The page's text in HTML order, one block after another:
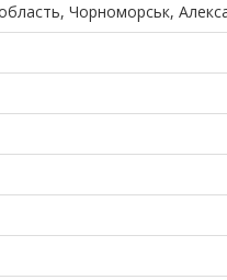
Чорноморськ,